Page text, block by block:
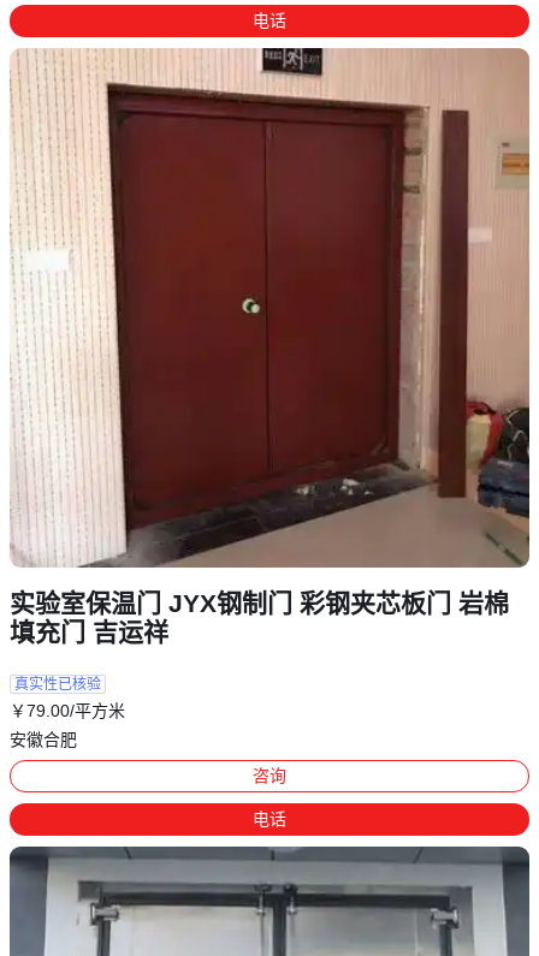
电话
实验室保温门 JYX钢制门 彩钢夹芯板门 岩棉
填充门 吉运祥
真实性已核验
￥79.00/平方米
安徽合肥
咨询
电话